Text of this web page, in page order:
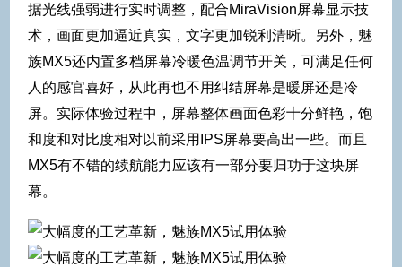
据光线强弱进行实时调整，配合MiraVision屏幕显示技
术，画面更加逼近真实，文字更加锐利清晰。另外，魅
族MX5还内置多档屏幕冷暖色温调节开关，可满足任何
人的感官喜好，从此再也不用纠结屏幕是暖屏还是冷
屏。实际体验过程中，屏幕整体画面色彩十分鲜艳，饱
和度和对比度相对以前采用IPS屏幕要高出一些。而且
MX5有不错的续航能力应该有一部分要归功于这块屏
幕。